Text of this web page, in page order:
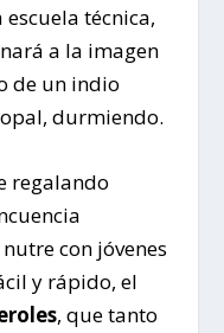
técnica,
a la imagen
de un indio
durmiendo.
regalando
con jóvenes
y rápido, el
, que tanto